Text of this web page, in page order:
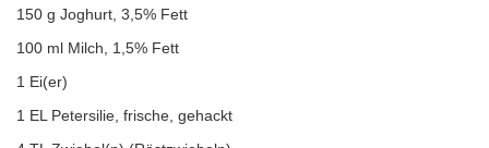
150 g Joghurt, 3,5% Fett
100 ml Milch, 1,5% Fett
1 Ei(er)
1 EL Petersilie, frische, gehackt